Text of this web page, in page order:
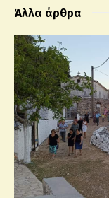
Άλλα άρθρα